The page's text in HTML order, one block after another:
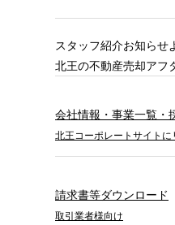
スタッフ紹介お知らせ
北王の不動産売却アフ
会社情報・事業一覧・
北王コーポレートサイト
請求書等ダウンロード
取引業者様向け